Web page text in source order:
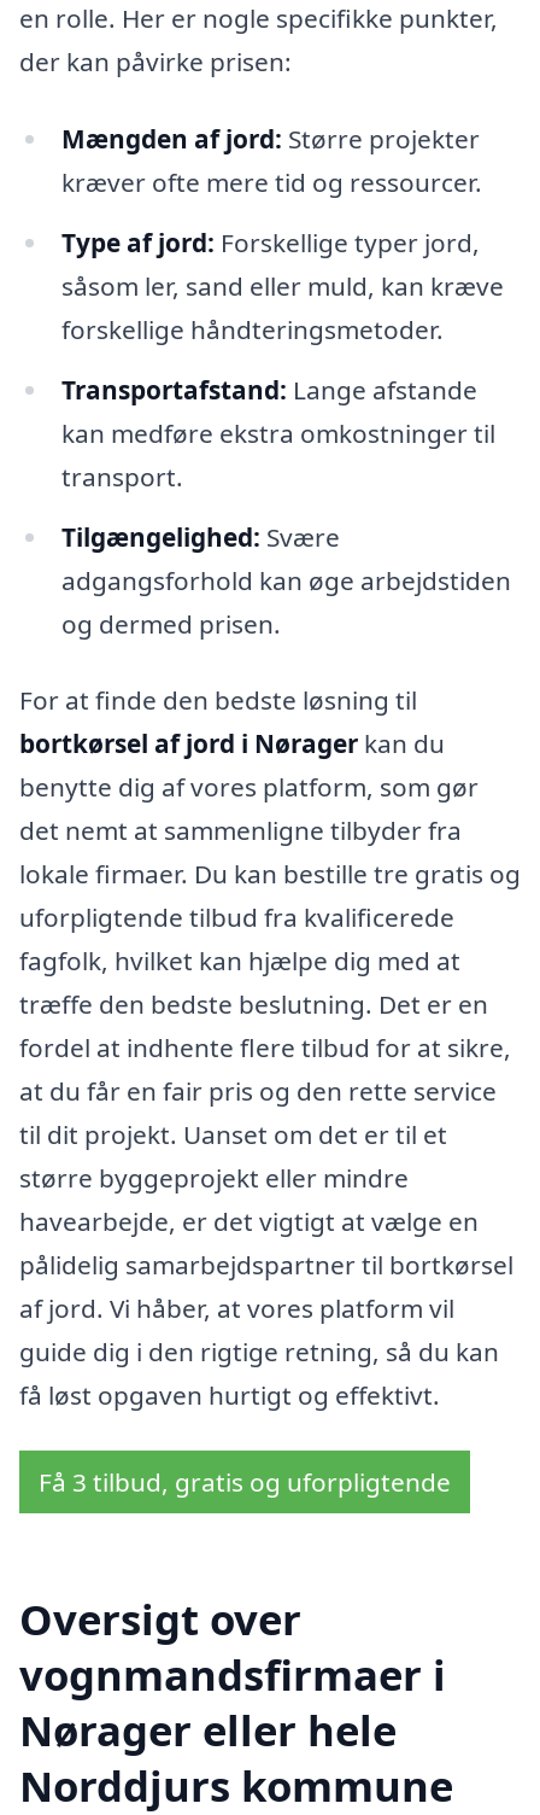
en rolle. Her er nogle specifikke punkter,
der kan påvirke prisen:
Mængden af jord: Større projekter
kræver ofte mere tid og ressourcer.
Type af jord: Forskellige typer jord,
såsom ler, sand eller muld, kan kræve
forskellige håndteringsmetoder.
Transportafstand: Lange afstande
kan medføre ekstra omkostninger til
transport.
Tilgængelighed: Svære
adgangsforhold kan øge arbejdstiden
og dermed prisen.
For at finde den bedste løsning til
bortkørsel af jord i Nørager kan du
benytte dig af vores platform, som gør
det nemt at sammenligne tilbyder fra
lokale firmaer. Du kan bestille tre gratis og
uforpligtende tilbud fra kvalificerede
fagfolk, hvilket kan hjælpe dig med at
træffe den bedste beslutning. Det er en
fordel at indhente flere tilbud for at sikre,
at du får en fair pris og den rette service
til dit projekt. Uanset om det er til et
større byggeprojekt eller mindre
havearbejde, er det vigtigt at vælge en
pålidelig samarbejdspartner til bortkørsel
af jord. Vi håber, at vores platform vil
guide dig i den rigtige retning, så du kan
få løst opgaven hurtigt og effektivt.
Få 3 tilbud, gratis og uforpligtende
Oversigt over
vognmandsfirmaer i
Nørager eller hele
Norddjurs kommune